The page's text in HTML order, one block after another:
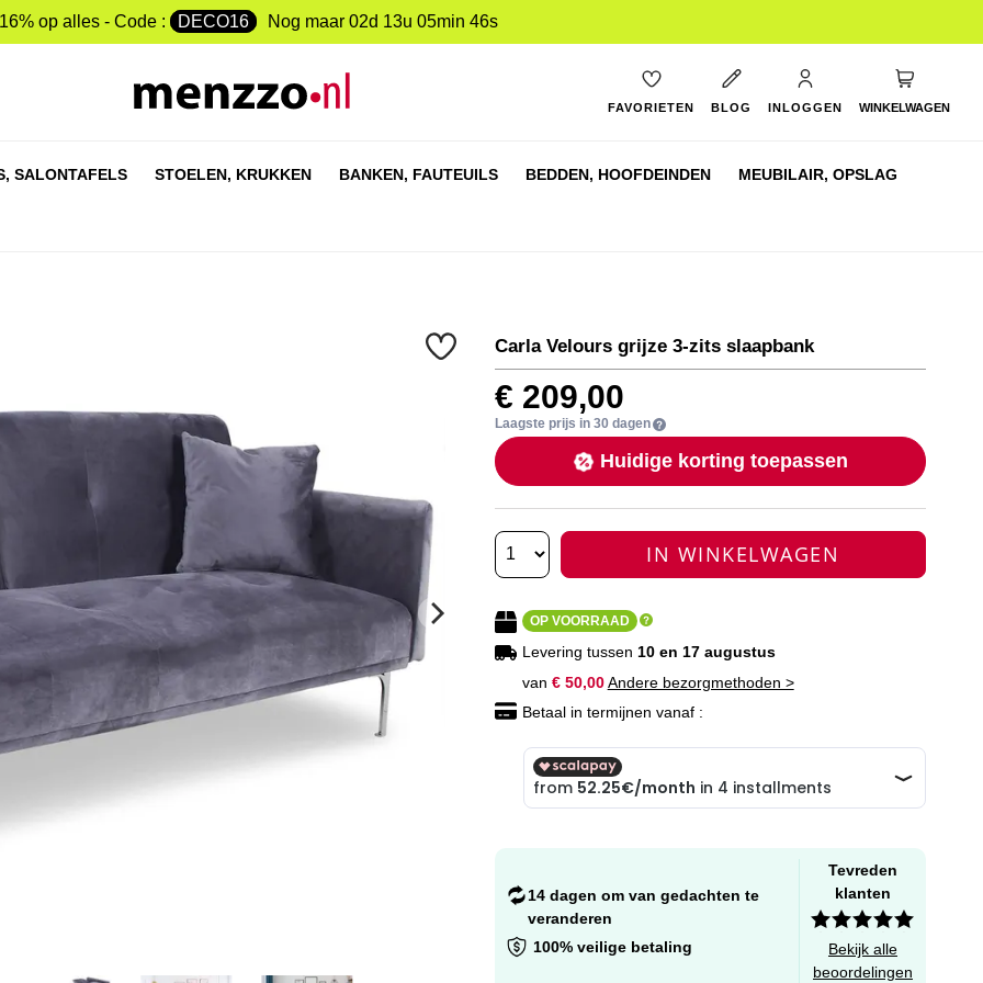
op alles - Code : DECO16 Nog maar 02d 13u 05min 45s
FAVORIETEN BLOG INLOGGEN WINKELWAGEN
SALONTAFELS STOELEN, KRUKKEN BANKEN, FAUTEUILS BEDDEN, HOOFDEINDEN MEUBILAIR, OPSLAG
Carla Velours grijze 3-zits slaapbank
€ 209,00
Laagste prijs in 30 dagen
Huidige korting toepassen
IN WINKELWAGEN
OP VOORRAAD
Levering tussen 10 en 17 augustus
van € 50,00 Andere bezorgmethoden >
Betaal in termijnen vanaf :
14 dagen om van gedachten te
veranderen
100% veilige betaling
Tevreden
klanten
Bekijk alle
beoordelingen